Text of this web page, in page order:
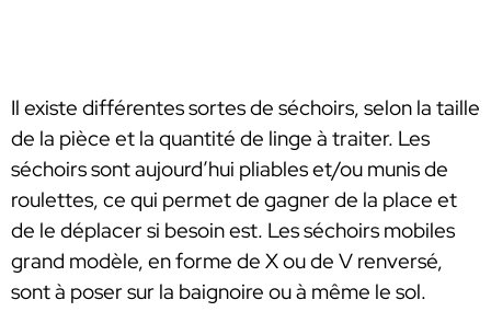
Il existe différentes sortes de séchoirs, selon la taille
de la pièce et la quantité de linge à traiter. Les
séchoirs sont aujourd’hui pliables et/ou munis de
roulettes, ce qui permet de gagner de la place et
de le déplacer si besoin est. Les séchoirs mobiles
grand modèle, en forme de X ou de V renversé,
sont à poser sur la baignoire ou à même le sol.